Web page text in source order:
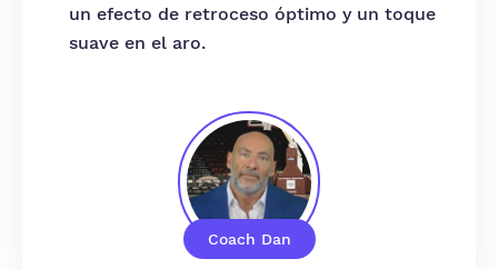
Coach Dan
un efecto de retroceso óptimo y un toque
suave en el aro.